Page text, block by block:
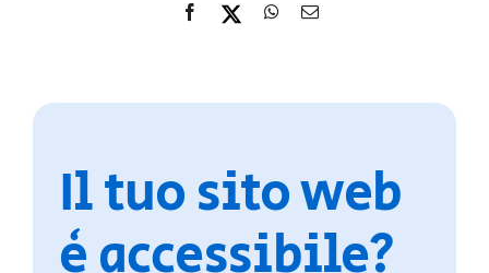
Il tuo sito web
è accessibile?